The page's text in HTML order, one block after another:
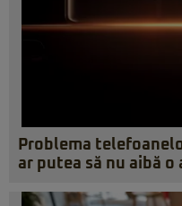
Problema
ar putea să nu aibă o